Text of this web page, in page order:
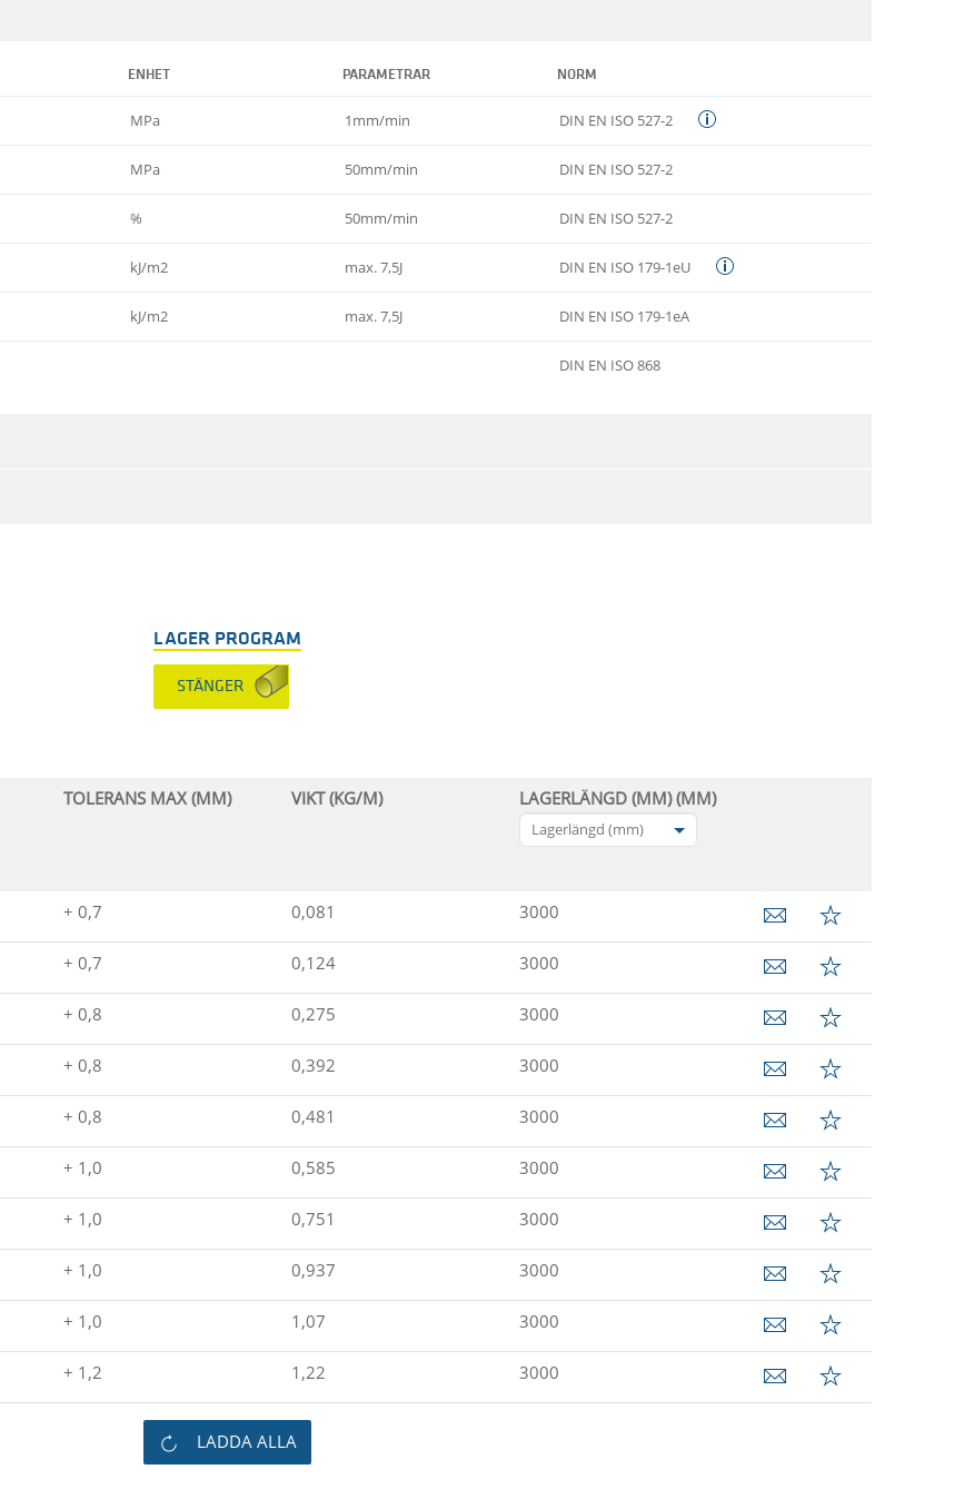
ENHET PARAMETRAR NORM
MPa 1mm/min DIN EN ISO 527-2
MPa 50mm/min DIN EN ISO 527-2
% 50mm/min DIN EN ISO 527-2
kJ/m2 max. 7,5J DIN EN ISO 179-1eU
kJ/m2 max. 7,5J DIN EN ISO 179-1eA
DIN EN ISO 868
LAGER PROGRAM
STÄNGER
TOLERANS MAX (MM) VIKT (KG/M) LAGERLÄNGD (MM) (MM)
Lagerlängd (mm)
+ 0,7 0,081 3000
+ 0,7 0,124 3000
+ 0,8 0,275 3000
+ 0,8 0,392 3000
+ 0,8 0,481 3000
+ 1,0 0,585 3000
+ 1,0 0,751 3000
+ 1,0 0,937 3000
+ 1,0 1,07 3000
+ 1,2 1,22 3000
LADDA ALLA